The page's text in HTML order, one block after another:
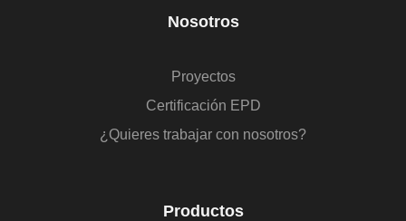
Nosotros
Proyectos
Certificación EPD
¿Quieres trabajar con nosotros?
Productos